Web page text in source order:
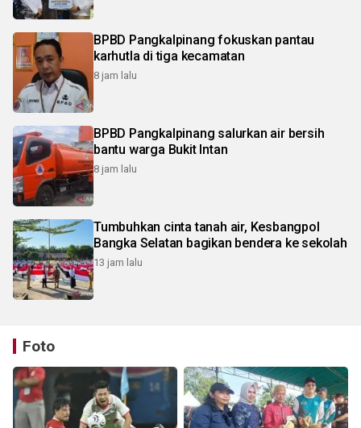
BPBD Pangkalpinang fokuskan pantau
karhutla di tiga kecamatan
8 jam lalu
BPBD Pangkalpinang salurkan air bersih
bantu warga Bukit Intan
8 jam lalu
Tumbuhkan cinta tanah air, Kesbangpol
Bangka Selatan bagikan bendera ke sekolah
13 jam lalu
Foto